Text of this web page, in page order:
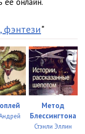
09:47
15:26
13:57
06:30
фэнтези"
Метод
Блессингтона
Стэнли Эллин